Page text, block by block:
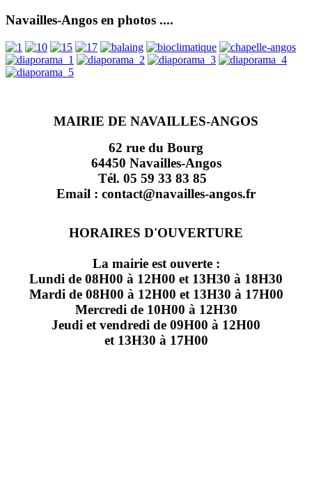
Navailles-Angos en photos ....
MAIRIE DE NAVAILLES-ANGOS
62 rue du Bourg
64450 Navailles-Angos
Tél. 05 59 33 83 85
Email : contact@navailles-angos.fr
HORAIRES D'OUVERTURE
La mairie est ouverte :
Lundi de 08H00 à 12H00 et 13H30 à 18H30
Mardi de 08H00 à 12H00 et 13H30 à 17H00
Mercredi de 10H00 à 12H30
Jeudi et vendredi de 09H00 à 12H00
et 13H30 à 17H00